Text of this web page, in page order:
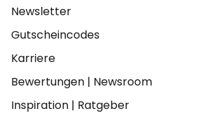
Newsletter
Gutscheincodes
Karriere
Bewertungen | Newsroom
Inspiration | Ratgeber